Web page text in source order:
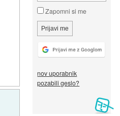
Zapomni si me
nov uporabnik
pozabili geslo?